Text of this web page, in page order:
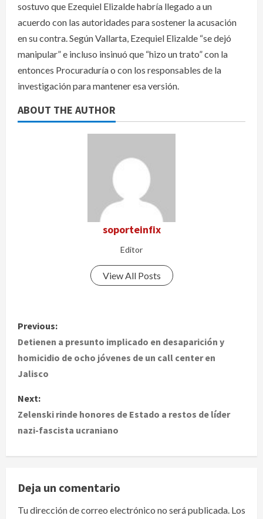
sostuvo que Ezequiel Elizalde habría llegado a un
acuerdo con las autoridades para sostener la acusación
en su contra. Según Vallarta, Ezequiel Elizalde “se dejó
manipular” e incluso insinuó que “hizo un trato” con la
entonces Procuraduría o con los responsables de la
investigación para mantener esa versión.
ABOUT THE AUTHOR
soporteinfix
Editor
View All Posts
P
o
s
t
n
i
Previous:
Detienen a presunto implicado en desaparición y
homicidio de ocho jóvenes de un call center en
Jalisco
Next:
Zelenski rinde honores de Estado a restos de líder
nazi-fascista ucraniano
Deja un comentario
Tu dirección de correo electrónico no será publicada. Los